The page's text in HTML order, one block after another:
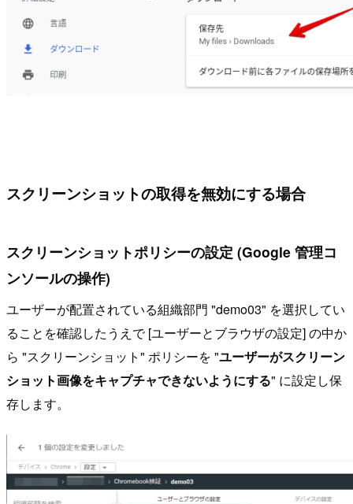
スクリーンショットの取得を無効にする場合
スクリーンショットポリシーの設定 (Google 管理コ
ンソールの操作)
ユーザーが配置されている組織部門 "demo03" を選択してい
ることを確認したうえで [ユーザーとブラウザの設定] の中か
ら "スクリーンショット" ポリシーを "ユーザーがスクリーン
ショット画像をキャプチャできないようにする" に設定し保
存します。